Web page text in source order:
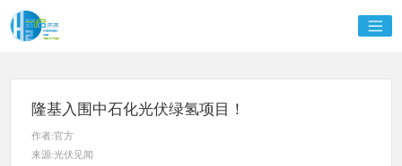
隆基入围中石化光伏绿氢项目！
作者:官方
来源:光伏见闻